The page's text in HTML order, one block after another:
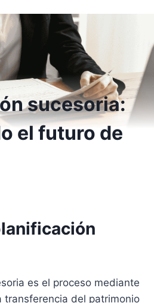
sucesoria:
el futuro de
es el proceso mediante
transferencia del patrimonio